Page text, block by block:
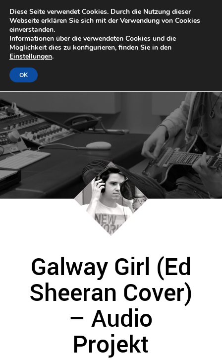
Galway Girl (Ed
Sheeran Cover)
– Audio
Projekt
Diese Seite verwendet Cookies. Durch die Nutzung dieser
Webseite erklären Sie sich mit der Verwendung von Cookies
einverstanden.
Informationen über die verwendeten Cookies und die
Möglichkeit dies zu konfigurieren, finden Sie in den
Einstellungen.
OK